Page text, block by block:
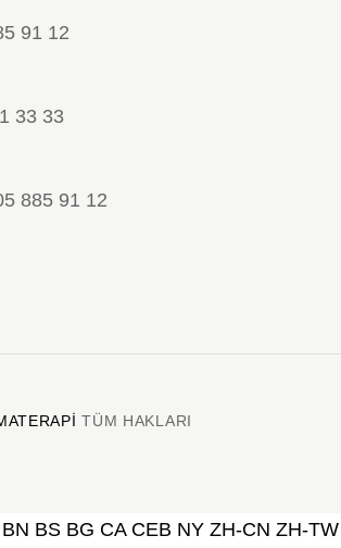
91 12
33 33
885 91 12
TÜM HAKLARI
BN BS BG CA CEB NY ZH-CN ZH-TW